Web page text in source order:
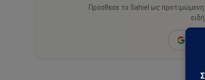
Πρόσθεσε το Sahiel ως